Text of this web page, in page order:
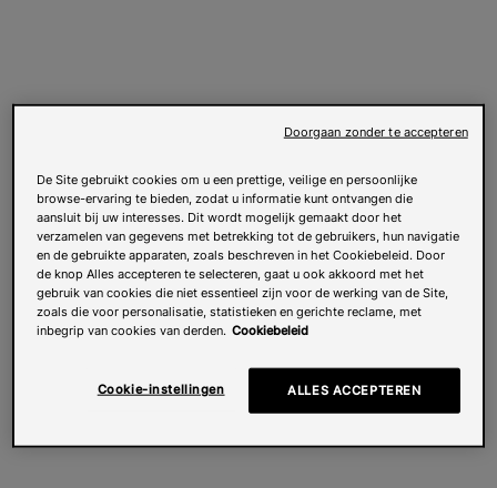
De Site gebruikt cookies om u een prettige, veilige en persoonlijke
browse-ervaring te bieden, zodat u informatie kunt ontvangen die
aansluit bij uw interesses. Dit wordt mogelijk gemaakt door het
verzamelen van gegevens met betrekking tot de gebruikers, hun navigatie
en de gebruikte apparaten, zoals beschreven in het Cookiebeleid. Door
de knop Alles accepteren te selecteren, gaat u ook akkoord met het
gebruik van cookies die niet essentieel zijn voor de werking van de Site,
zoals die voor personalisatie, statistieken en gerichte reclame, met
inbegrip van cookies van derden. Cookiebeleid
Cookie-instellingen ALLES ACCEPTEREN
Doorgaan zonder te accepteren